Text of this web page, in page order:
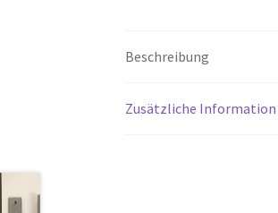
Beschreibung
Zusätzliche Information